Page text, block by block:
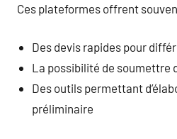
Ces plateformes offrent
Des devis rapides pour
La possibilité de soumettre
Des outils permettant
préliminaire